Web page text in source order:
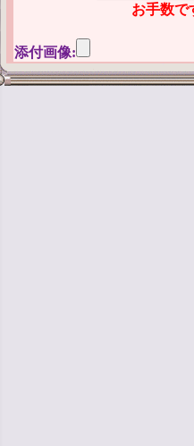
お手数で
添付画像: